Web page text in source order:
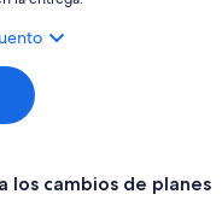
los cambios de planes